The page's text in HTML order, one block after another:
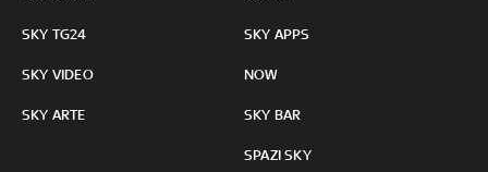
SKY TG24
SKY VIDEO
SKY ARTE
SKY APPS
NOW
SKY BAR
SPAZI SKY